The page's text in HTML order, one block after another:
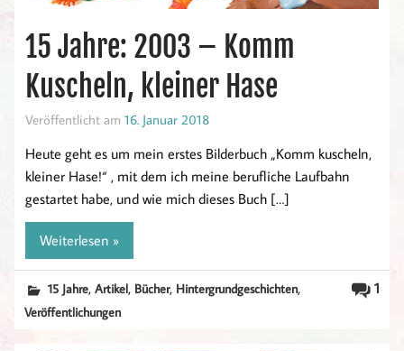
15 Jahre: 2003 – Komm
Kuscheln, kleiner Hase
Veröffentlicht am 16. Januar 2018
Heute geht es um mein erstes Bilderbuch „Komm kuscheln,
kleiner Hase!“ , mit dem ich meine berufliche Laufbahn
gestartet habe, und wie mich dieses Buch […]
Weiterlesen »
1
15 Jahre,Artikel, Bücher, Hintergrundgeschichten,
Veröffentlichungen